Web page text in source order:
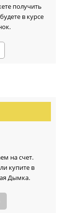
получить
в курсе
на счет.
купите в
Дымка.